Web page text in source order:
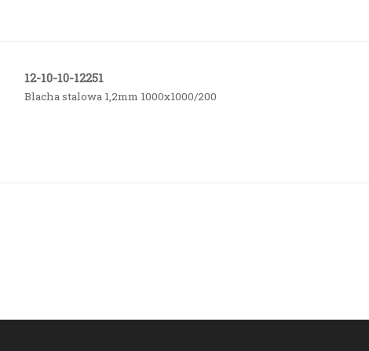
12-10-10-12251
Blacha stalowa 1,2mm 1000x1000/200